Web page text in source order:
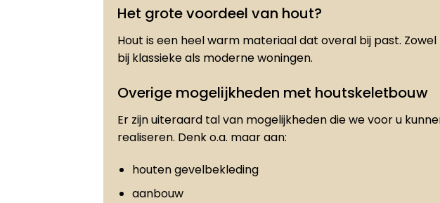
Het grote voordeel van hout?
Hout is een heel warm materiaal dat overal bij past. Zowel
bij klassieke als moderne woningen.
Overige mogelijkheden met houtskeletbouw
Er zijn uiteraard tal van mogelijkheden die we voor u
realiseren. Denk o.a. maar aan:
houten gevelbekleding
aanbouw